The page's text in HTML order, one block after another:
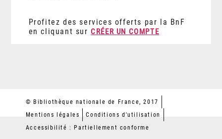
Profitez des services offerts par la BnF
en cliquant sur CRÉER UN COMPTE
© Bibliothèque nationale de France, 2017
Mentions légales
Conditions d'utilisation
Accessibilité : Partiellement conforme